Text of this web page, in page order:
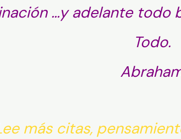
…y adelante todo
Todo.
más citas,